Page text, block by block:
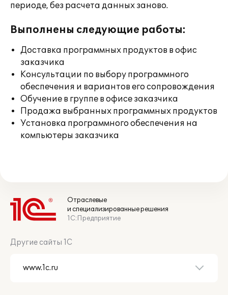
периоде, без расчета данных заново.
Выполнены следующие работы:
Доставка программных продуктов в офис
заказчика
Консультации по выбору программного
обеспечения и вариантов его сопровождения
Обучение в группе в офисе заказчика
Продажа выбранных программных продуктов
Установка программного обеспечения на
компьютеры заказчика
Отраслевые
и специализированные решения
1С:Предприятие
Другие сайты 1С